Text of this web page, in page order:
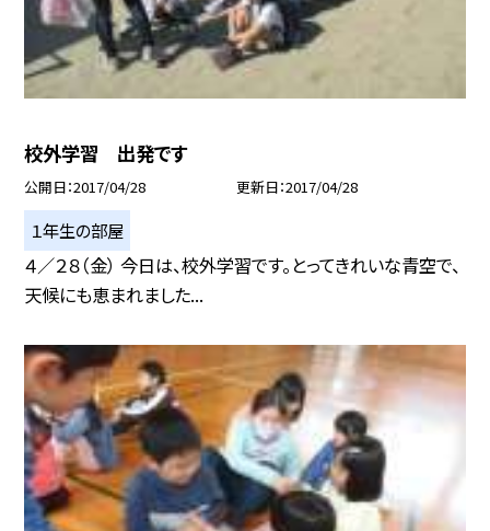
校外学習 出発です
公開日 2017/04/28 更新日 2017/04/28
１年生の部屋
４／２８（金） 今日は、校外学習です。とってきれいな青空で、
天候にも恵まれました...